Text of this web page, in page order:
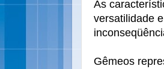
As
versatilidade
Gêmeos